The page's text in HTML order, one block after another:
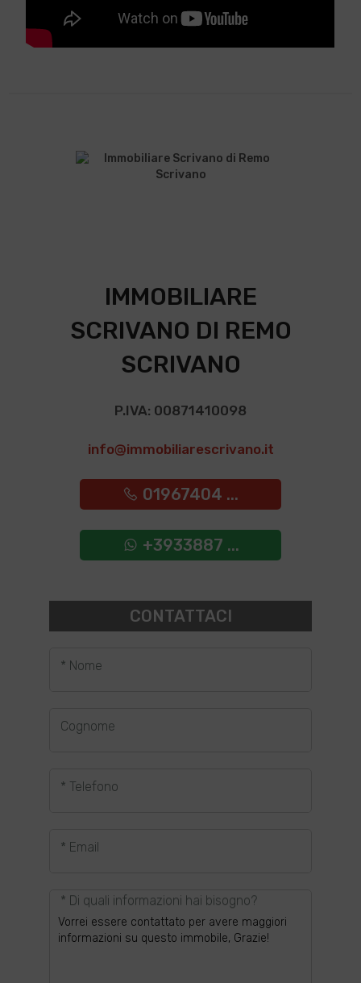
IMMOBILIARE
SCRIVANO DI REMO
SCRIVANO
P.IVA: 00871410098
info@immobiliarescrivano.it
01967404 ...
+3933887 ...
CONTATTACI
* Nome
Cognome
* Telefono
* Email
* Di quali informazioni hai bisogno?